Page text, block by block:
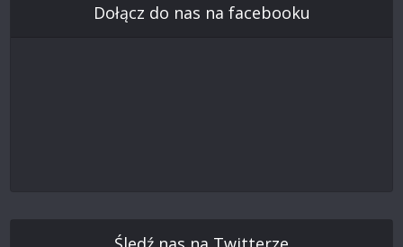
Dołącz do nas na facebooku